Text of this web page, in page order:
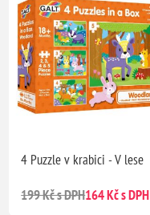
4 Puzzle v krabici - V lese
199 Kč s DPH164 Kč s DPH